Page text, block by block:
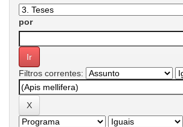
por
Filtros correntes: